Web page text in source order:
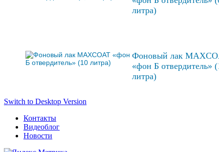
литра)
Фоновый лак
«фон Б отвердитель»
литра)
Switch to Desktop Version
Контакты
Видеоблог
Новости